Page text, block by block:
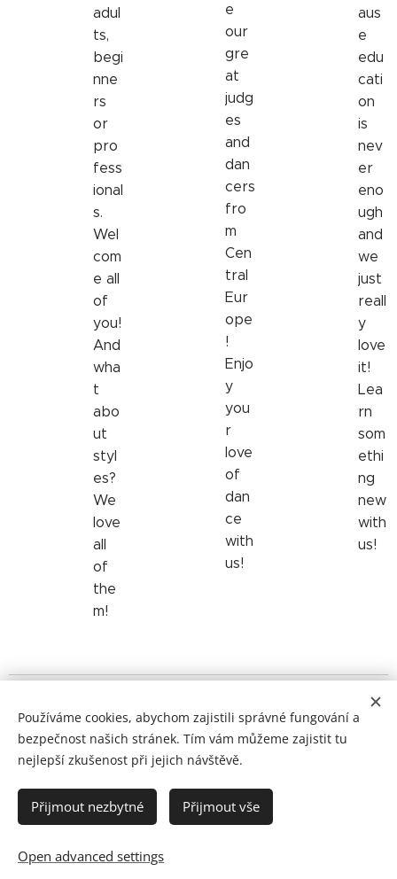
adul
ts,
begi
nne
rs
or
pro
fess
ional
s.
Wel
com
e all
of
you!
And
wha
t
abo
ut
styl
es?
We
love
all
of
the
m!
e
our
gre
at
judg
es
and
dan
cers
fro
m
Cen
tral
Eur
ope
!
Enjo
y
you
r
love
of
dan
ce
with
us!
aus
e
edu
cati
on
is
nev
er
eno
ugh
and
we
just
reall
y
love
it!
Lea
rn
som
ethi
ng
new
with
us!
© 2025 All shimmy rights reserved
Powered by Dum Tek Tek Dum Tek ♥
© 2025 Festival Habibi
Dance It Out!
Cookies
Languages
Čeština
Používáme cookies, abychom zajistili správné fungování a
bezpečnost našich stránek. Tím vám můžeme zajistit tu
nejlepší zkušenost při jejich návštěvě.
Přijmout nezbytné Přijmout vše
Open advanced settings